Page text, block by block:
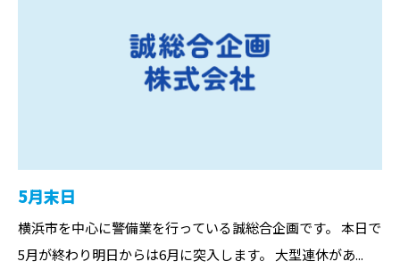
5月末日
横浜市を中心に警備業を行っている誠総合企画です。 本日で
5月が終わり明日からは6月に突入します。 大型連休があ...